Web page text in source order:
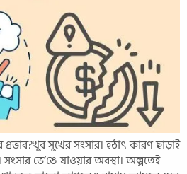
প্রভাব?খুব সুখের সংসার। হঠাৎ কারণ ছাড়াই
ভে’ঙে যাওয়ার অবস্থা। অল্পতেই